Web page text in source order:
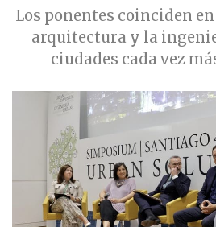
Los ponentes coinciden
arquitectura y la
ciudades cada vez